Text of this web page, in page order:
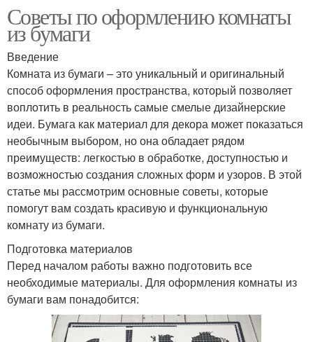
Советы по оформлению комнаты
из бумаги
Введение
Комната из бумаги – это уникальный и оригинальный
способ оформления пространства, который позволяет
воплотить в реальность самые смелые дизайнерские
идеи. Бумага как материал для декора может показаться
необычным выбором, но она обладает рядом
преимуществ: легкостью в обработке, доступностью и
возможностью создания сложных форм и узоров. В этой
статье мы рассмотрим основные советы, которые
помогут вам создать красивую и функциональную
комнату из бумаги.
Подготовка материалов
Перед началом работы важно подготовить все
необходимые материалы. Для оформления комнаты из
бумаги вам понадобится: